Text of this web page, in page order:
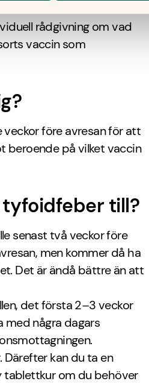
rådgivning om vad
vaccin som
före avresan för att
beroende på vilket vaccin
till?
senast två veckor före
men kommer då ha
Det är ändå bättre än att
det första 2–3 veckor
med några dagars
Därefter kan du ta en
tablettkur om du behöver